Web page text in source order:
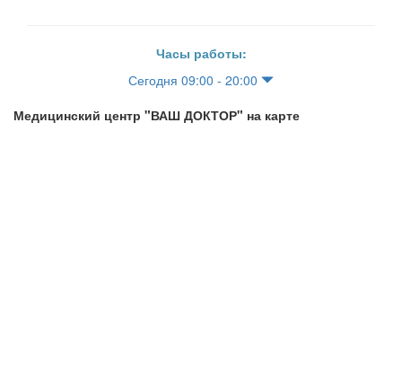
Часы работы:
Сегодня 09:00 - 20:00
Медицинский центр "ВАШ ДОКТОР" на карте